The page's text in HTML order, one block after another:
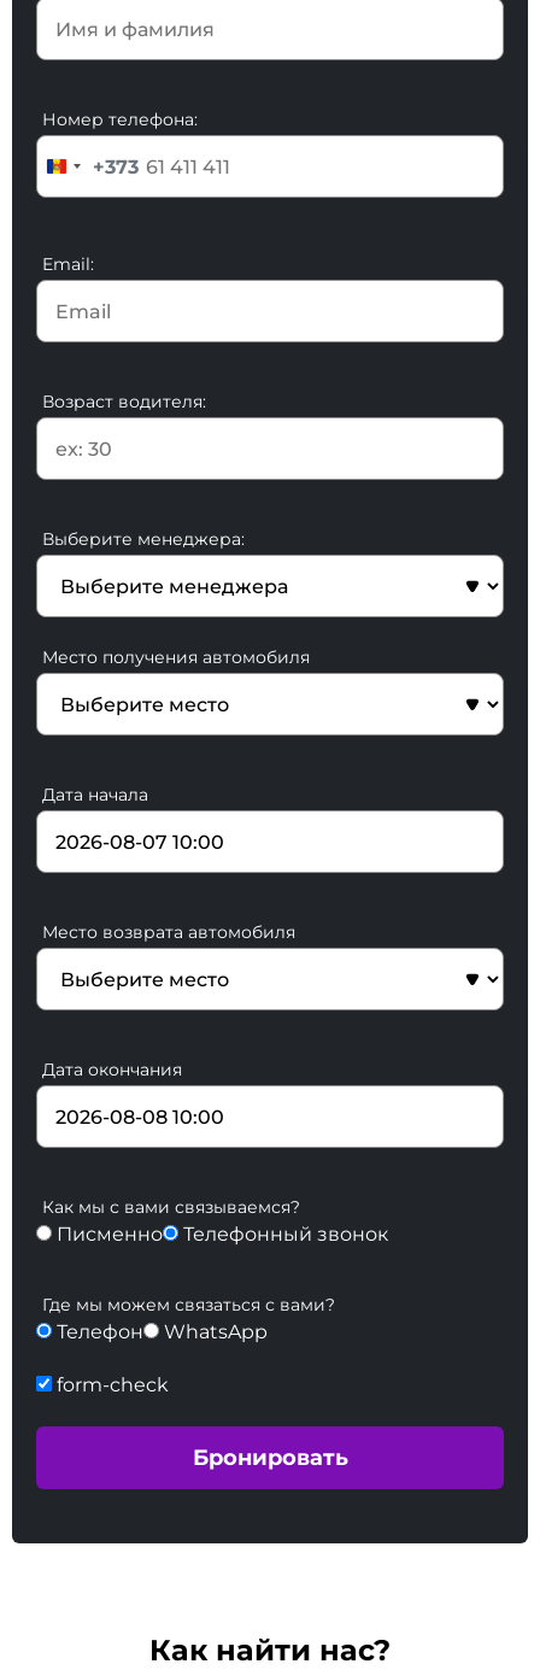
Номер телефона:
+373
Email:
Возраст водителя:
Выберите менеджера:
Место получения автомобиля
Дата начала
Место возврата автомобиля
Дата окончания
Как мы с вами связываемся?
Писменно Телефонный звонок
Где мы можем связаться с вами?
Телефон WhatsApp
form-check
Как найти нас?